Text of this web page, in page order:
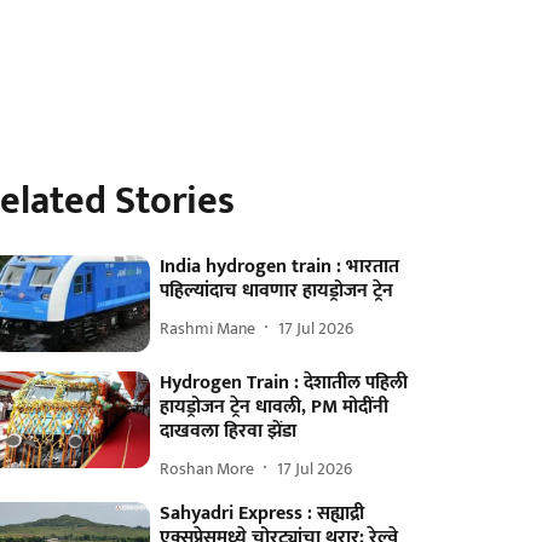
Stories
India hydrogen train : भारतात
पहिल्यांदाच धावणार हायड्रोजन ट्रेन
Rashmi Mane 17 Jul 2026
Hydrogen Train : देशातील पहिली
हायड्रोजन ट्रेन धावली, PM मोदींनी
दाखवला हिरवा झेंडा
Roshan More 17 Jul 2026
Sahyadri Express : सह्याद्री